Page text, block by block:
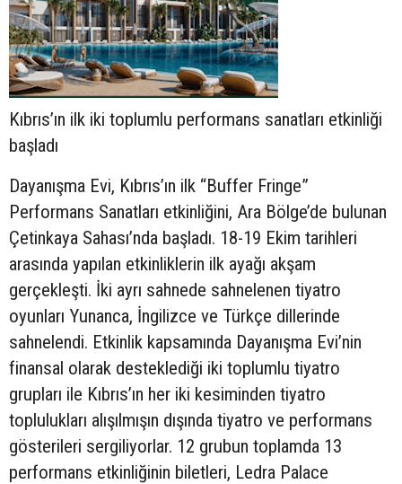
Kıbrıs’ın ilk iki toplumlu performans sanatları etkinliği
başladı
Dayanışma Evi, Kıbrıs’ın ilk “Buffer Fringe”
Performans Sanatları etkinliğini, Ara Bölge’de bulunan
Çetinkaya Sahası’nda başladı. 18-19 Ekim tarihleri
arasında yapılan etkinliklerin ilk ayağı akşam
gerçekleşti. İki ayrı sahnede sahnelenen tiyatro
oyunları Yunanca, İngilizce ve Türkçe dillerinde
sahnelendi. Etkinlik kapsamında Dayanışma Evi’nin
finansal olarak desteklediği iki toplumlu tiyatro
grupları ile Kıbrıs’ın her iki kesiminden tiyatro
toplulukları alışılmışın dışında tiyatro ve performans
gösterileri sergiliyorlar. 12 grubun toplamda 13
performans etkinliğinin biletleri, Ledra Palace